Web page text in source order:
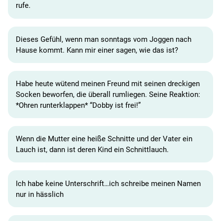
rufe.
Dieses Gefühl, wenn man sonntags vom Joggen nach
Hause kommt. Kann mir einer sagen, wie das ist?
Habe heute wütend meinen Freund mit seinen dreckigen
Socken beworfen, die überall rumliegen. Seine Reaktion:
*Ohren runterklappen* “Dobby ist frei!”
Wenn die Mutter eine heiße Schnitte und der Vater ein
Lauch ist, dann ist deren Kind ein Schnittlauch.
Ich habe keine Unterschrift…ich schreibe meinen Namen
nur in hässlich